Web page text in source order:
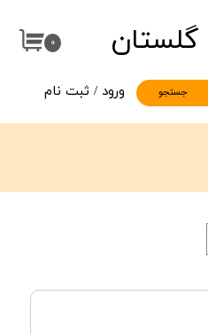
۰
جستجو
گلستان
ورود / ثبت نام